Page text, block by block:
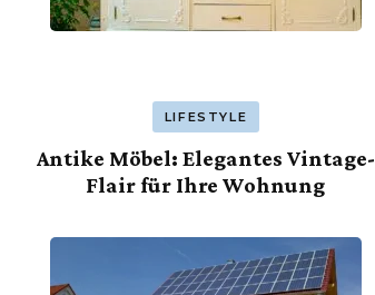
LIFESTYLE
Antike Möbel: Elegantes Vintage-
Flair für Ihre Wohnung